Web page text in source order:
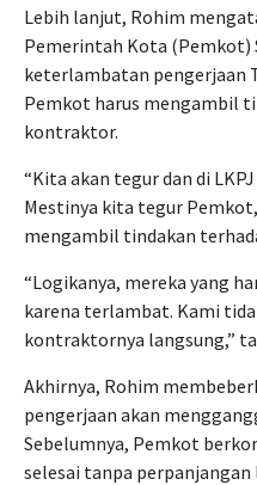
Lebih lanjut, Rohim
Pemerintah Kota (Pemkot)
keterlambatan pengerjaan
Pemkot harus mengambil
kontraktor.
“Kita akan tegur dan di
Mestinya kita tegur
mengambil tindakan
“Logikanya, mereka yang
karena terlambat. Kami
kontraktornya langsung,”
Akhirnya, Rohim
pengerjaan akan
Sebelumnya, Pemkot
selesai tanpa